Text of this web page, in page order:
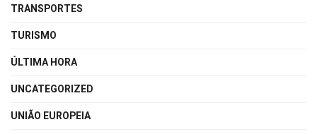
TRANSPORTES
TURISMO
ÚLTIMA HORA
UNCATEGORIZED
UNIÃO EUROPEIA